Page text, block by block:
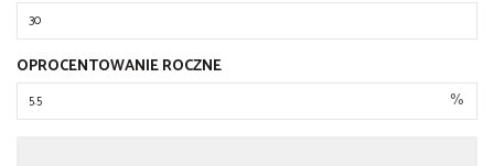
OPROCENTOWANIE ROCZNE
%